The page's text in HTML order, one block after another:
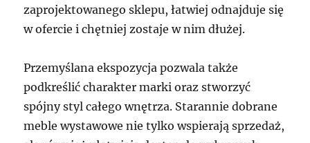
zaprojektowanego sklepu, łatwiej odnajduje się
w ofercie i chętniej zostaje w nim dłużej.
Przemyślana ekspozycja pozwala także
podkreślić charakter marki oraz stworzyć
spójny styl całego wnętrza. Starannie dobrane
meble wystawowe nie tylko wspierają sprzedaż,